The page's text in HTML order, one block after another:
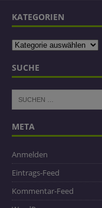
KATEGORIEN
SUCHE
META
Anmelden
Eintrags-Feed
Kommentar-Feed